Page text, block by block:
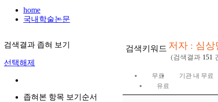
home
국내학술논문
검색결과 좁혀 보기
선택해제
좁혀본 항목 보기순서
검색키워드 저자 : 심상
(검색결과 151
무료
기관 내 무료
유료